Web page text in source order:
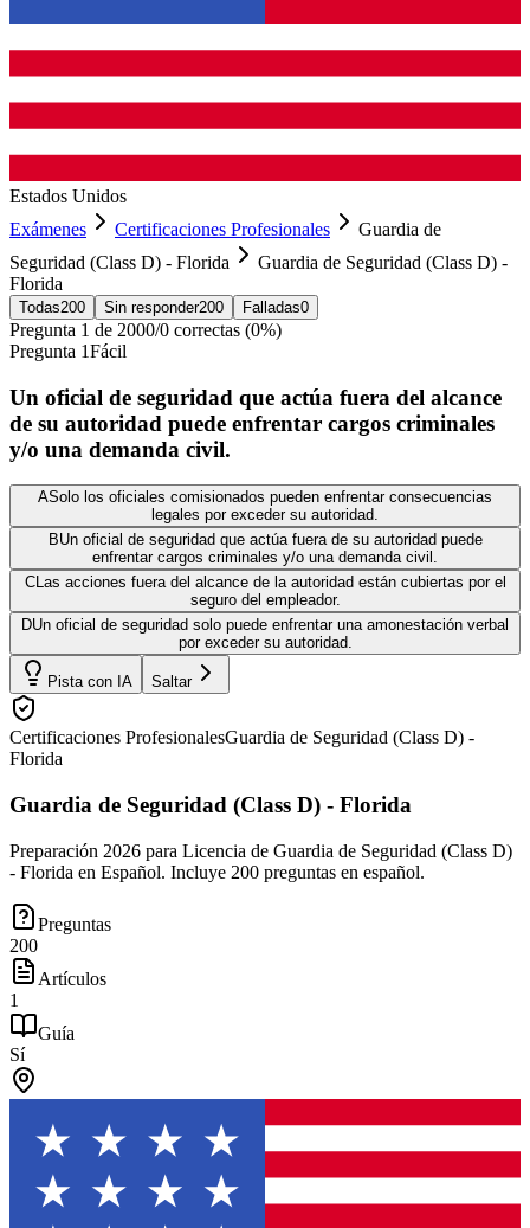
Estados Unidos
Exámenes
Certificaciones Profesionales
Guardia de
Seguridad (Class D) - Florida
Guardia de Seguridad (Class D) -
Florida
Todas200 Sin responder200 Falladas0
Pregunta 1 de 2000/0 correctas (0%)
Pregunta 1Fácil
Un oficial de seguridad que actúa fuera del alcance
de su autoridad puede enfrentar cargos criminales
y/o una demanda civil.
ASolo los oficiales comisionados pueden enfrentar consecuencias
legales por exceder su autoridad.
BUn oficial de seguridad que actúa fuera de su autoridad puede
enfrentar cargos criminales y/o una demanda civil.
CLas acciones fuera del alcance de la autoridad están cubiertas por el
seguro del empleador.
DUn oficial de seguridad solo puede enfrentar una amonestación verbal
por exceder su autoridad.
Pista con IA Saltar
Certificaciones ProfesionalesGuardia de Seguridad (Class D) -
Florida
Guardia de Seguridad (Class D) - Florida
Preparación 2026 para Licencia de Guardia de Seguridad (Class D)
- Florida en Español. Incluye 200 preguntas en español.
Preguntas
200
Artículos
1
Guía
Sí